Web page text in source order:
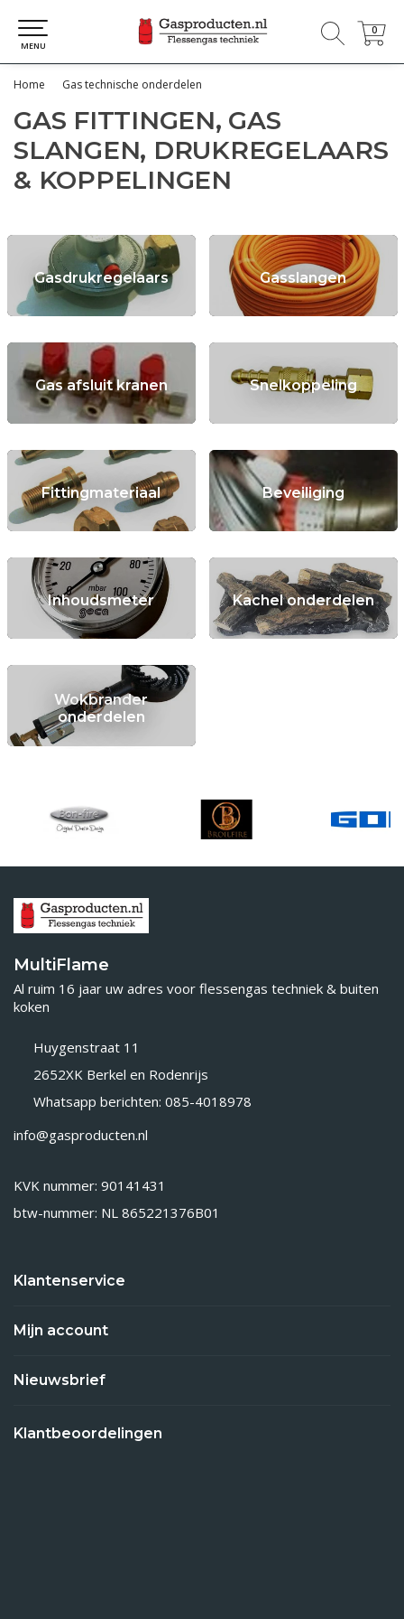
0
0
MENU
Home Gas technische onderdelen
GAS FITTINGEN, GAS
SLANGEN, DRUKREGELAARS
& KOPPELINGEN
Gasdrukregelaars Gasslangen
Gas afsluit kranen Snelkoppeling
Fittingmateriaal Beveiliging
Inhoudsmeter Kachel onderdelen
Wokbrander
onderdelen
MultiFlame
Al ruim 16 jaar uw adres voor flessengas techniek & buiten
koken
Huygenstraat 11
2652XK Berkel en Rodenrijs
Whatsapp berichten: 085-4018978
info@gasproducten.nl
KVK nummer: 90141431
btw-nummer: NL 865221376B01
Klantenservice
Mijn account
Nieuwsbrief
Klantbeoordelingen